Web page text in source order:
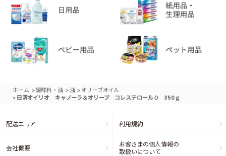
ホーム >調味料・油 >油 > オリーブオイル
> 日清オイリオ キャノーラ＆オリーブ コレステロール０ 350ｇ
配送エリア 利用規約
会社概要
お客さまの個人情報の
取扱いについて